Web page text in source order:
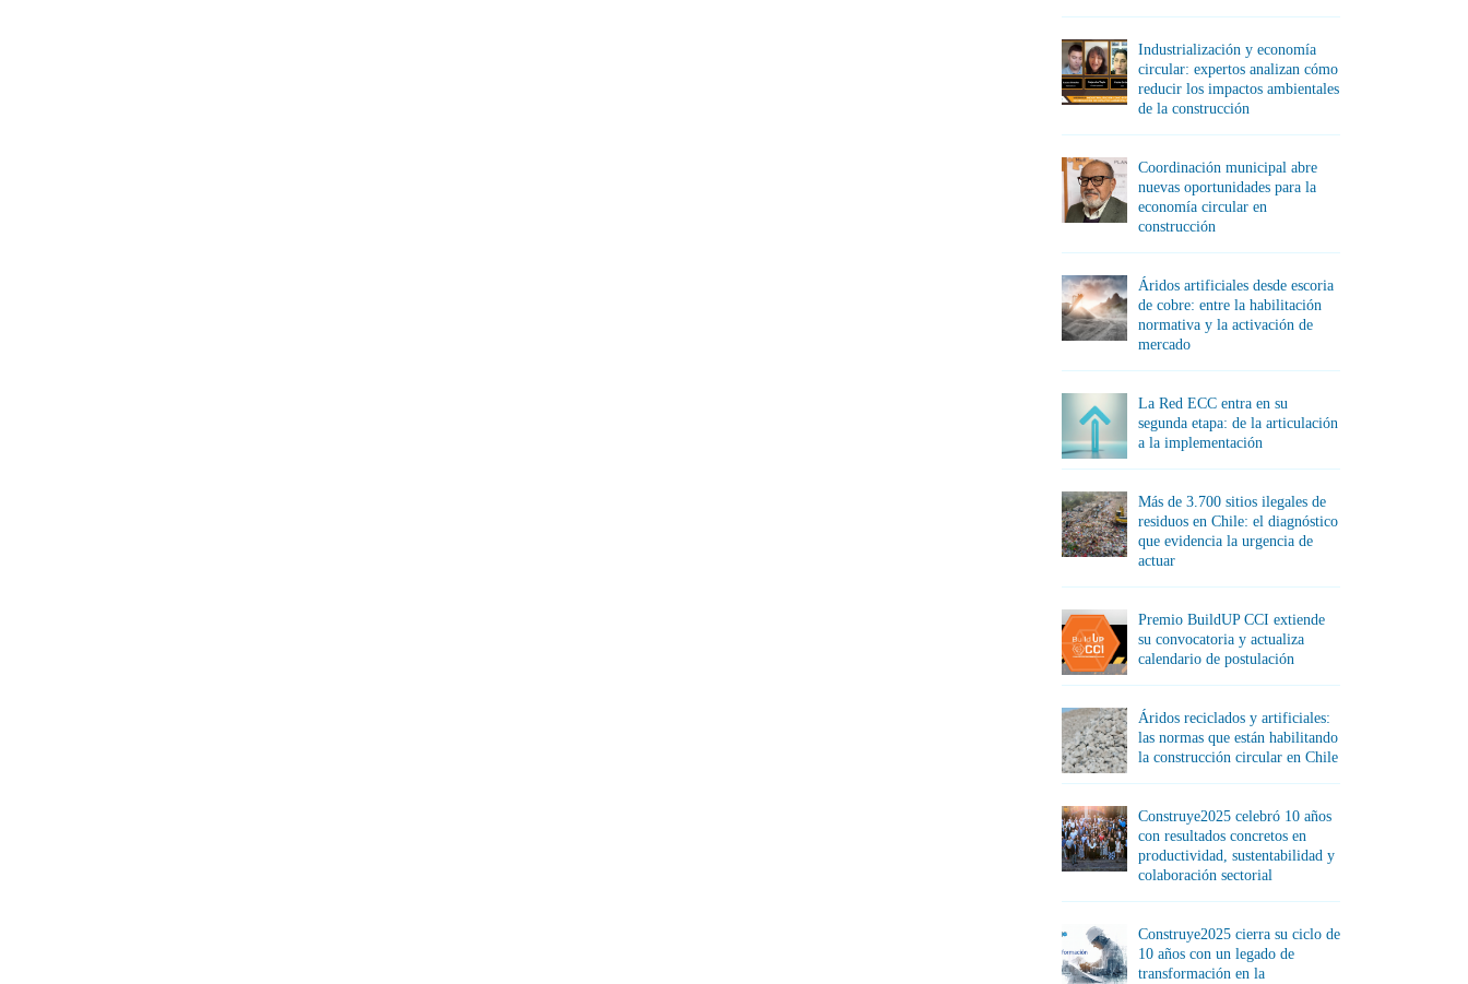
Industrialización y economía
circular: expertos analizan cómo
reducir los impactos ambientales
de la construcción
Coordinación municipal abre
nuevas oportunidades para la
economía circular en
construcción
Áridos artificiales desde escoria
de cobre: entre la habilitación
normativa y la activación de
mercado
La Red ECC entra en su
segunda etapa: de la articulación
a la implementación
Más de 3.700 sitios ilegales de
residuos en Chile: el diagnóstico
que evidencia la urgencia de
actuar
Premio BuildUP CCI extiende
su convocatoria y actualiza
calendario de postulación
Áridos reciclados y artificiales:
las normas que están habilitando
la construcción circular en Chile
Construye2025 celebró 10 años
con resultados concretos en
productividad, sustentabilidad y
colaboración sectorial
Construye2025 cierra su ciclo de
10 años con un legado de
transformación en la